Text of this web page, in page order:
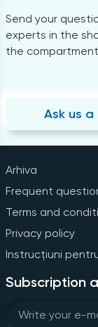
Send your
experts in the
the compartment
Ask us
Arhiva
Frequent
Terms and
Privacy policy
Instrucțiuni
Subscription